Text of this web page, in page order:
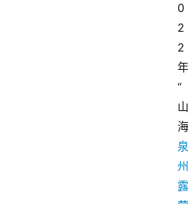
0
2
2
年
“
山
海
泉
州
露